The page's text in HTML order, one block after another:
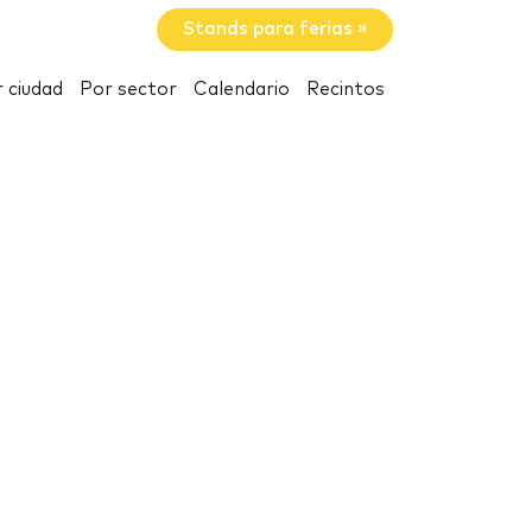
Stands para ferias »
ciudad Por sector Calendario Recintos